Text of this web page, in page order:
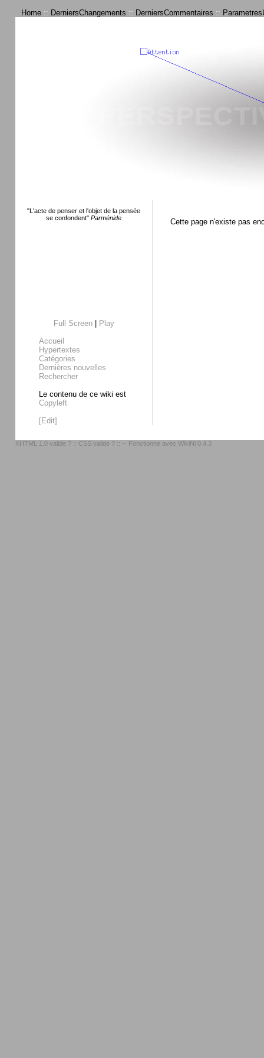
Home :: DerniersChangements :: DerniersCommentaires ::
"L'acte de penser et l'objet de la pensée
se confondent" Parménide
Full Screen|
Play
Accueil
Hypertextes
Catégories
Dernières nouvelles
Rechercher
Le contenu de ce wiki est
Copyleft
[Edit]
Cette page n'existe pas
XHTML 1.0 valide ? :: CSS valide ? :: -- Fonctionne avec WikiNi 0.4.3